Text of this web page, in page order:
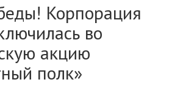
Корпорация
во
акцию
полк»